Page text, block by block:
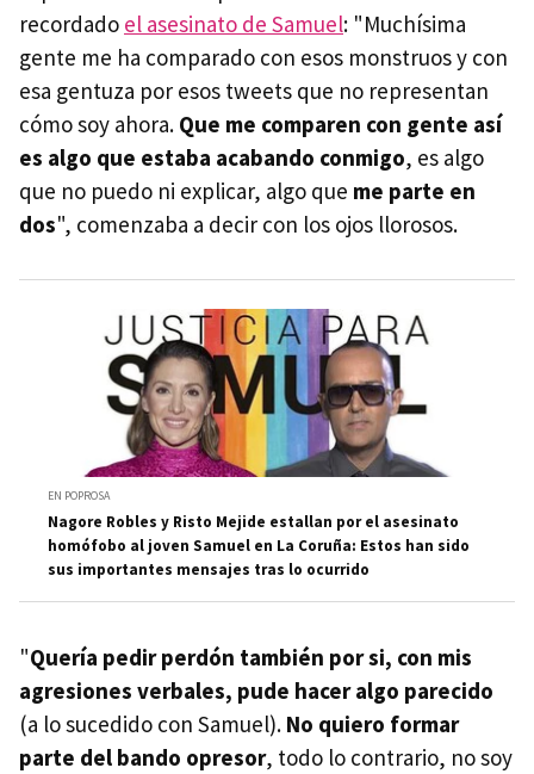
recordado el asesinato de Samuel: "Muchísima
gente me ha comparado con esos monstruos y con
esa gentuza por esos tweets que no representan
cómo soy ahora. Que me comparen con gente así
es algo que estaba acabando conmigo, es algo
que no puedo ni explicar, algo que me parte en
dos", comenzaba a decir con los ojos llorosos.
EN POPROSA
Nagore Robles y Risto Mejide estallan por el asesinato
homófobo al joven Samuel en La Coruña: Estos han sido
sus importantes mensajes tras lo ocurrido
"Quería pedir perdón también por si, con mis
agresiones verbales, pude hacer algo parecido
(a lo sucedido con Samuel). No quiero formar
parte del bando opresor, todo lo contrario, no soy